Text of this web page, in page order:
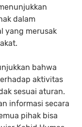
dalam
yang merusak
bahwa
aktivitas
sesuai aturan.
informasi secara
pihak bisa